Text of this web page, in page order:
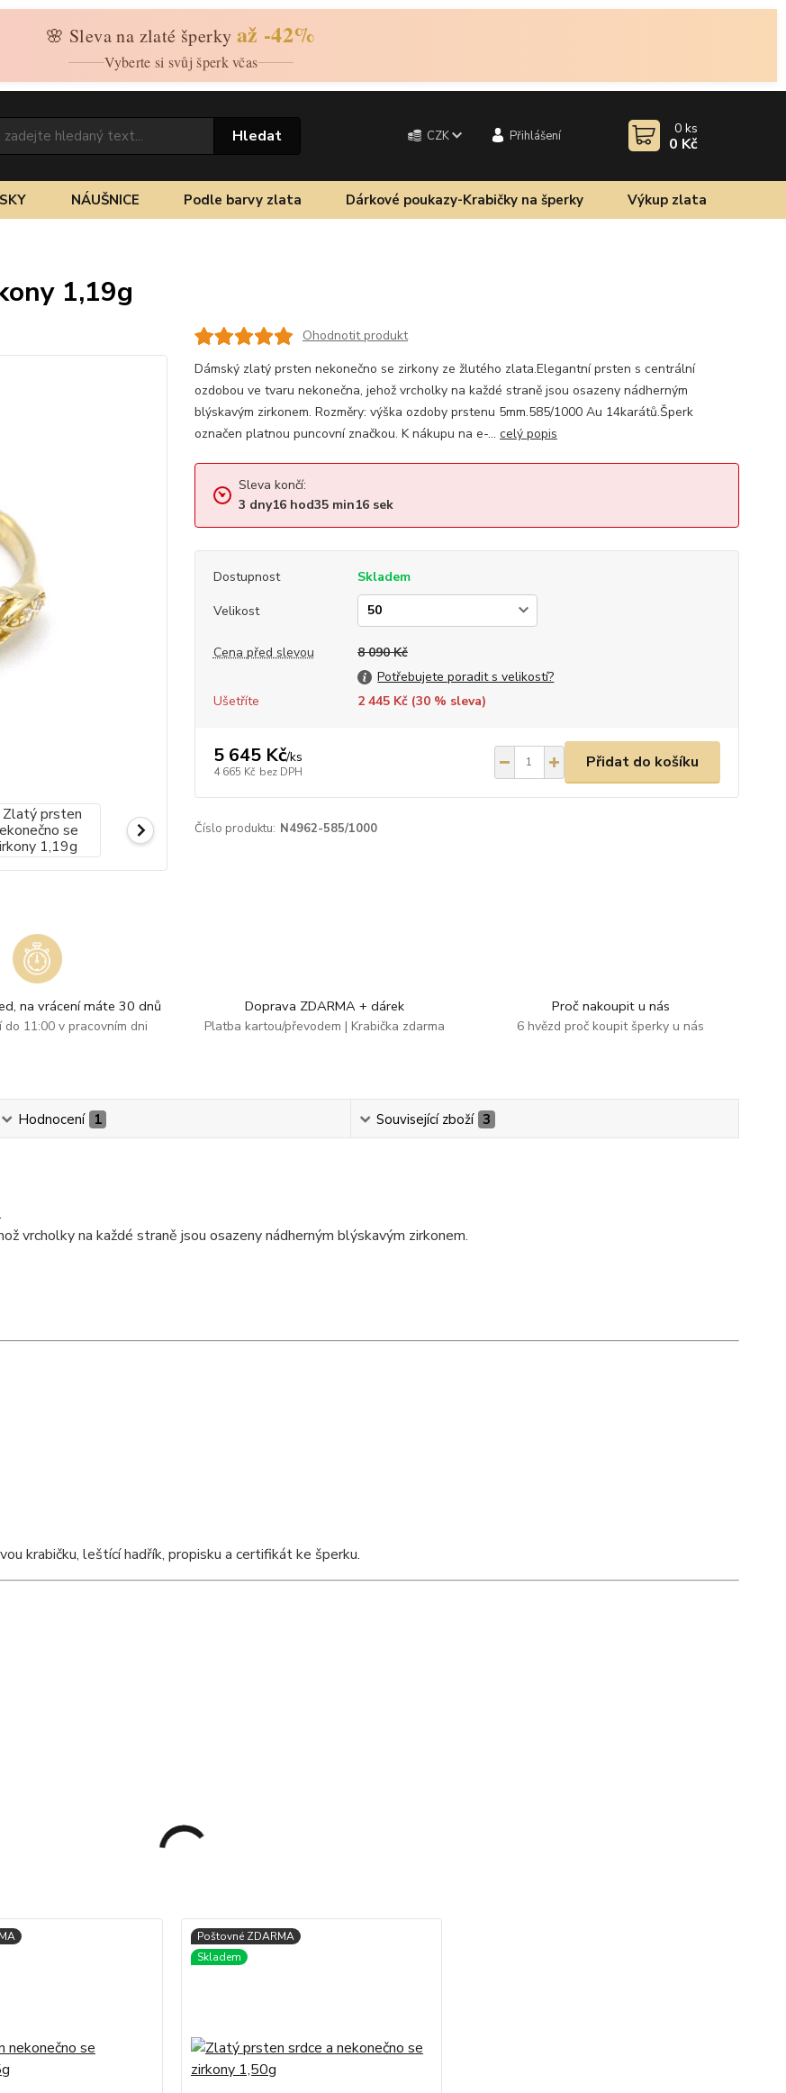
🌸 Sleva na zlaté šperky až -42%
Vyberte si svůj šperk včas
CZK Přihlášení
Hledat 0 ks
0 Kč
NÁUŠNICE Podle barvy zlata Dárkové poukazy-Krabičky na šperky Výkup zlata
1,19g
Ohodnotit produkt
Dámský zlatý prsten nekonečno se zirkony ze žlutého zlata.Elegantní prsten s centrální
ozdobou ve tvaru nekonečna, jehož vrcholky na každé straně jsou osazeny nádherným
blýskavým zirkonem. Rozměry: výška ozdoby prstenu 5mm.585/1000 Au 14karátů.Šperk
označen platnou puncovní značkou. K nákupu na e-... celý popis
Sleva končí:
3 dny16hod35min16sek
Dostupnost
Skladem
Velikost
Cena před slevou
8 090 Kč
Potřebujete poradit s velikostí?
Ušetříte
2 445 Kč (30% sleva)
5 645 Kč/ks
4 665 Kč bez DPH
Přidat do košíku
Číslo produktu: N4962-585/1000
na vrácení máte 30 dnů
do 11:00 v pracovním dni
Doprava ZDARMA + dárek
Platba kartou/převodem | Krabička zdarma
Proč nakoupit u nás
6 hvězd proč koupit šperky u nás
Hodnocení 1 Související zboží 3
vrcholky na každé straně jsou osazeny nádherným blýskavým zirkonem.
krabičku, leštící hadřík, propisku a certifikát ke šperku.